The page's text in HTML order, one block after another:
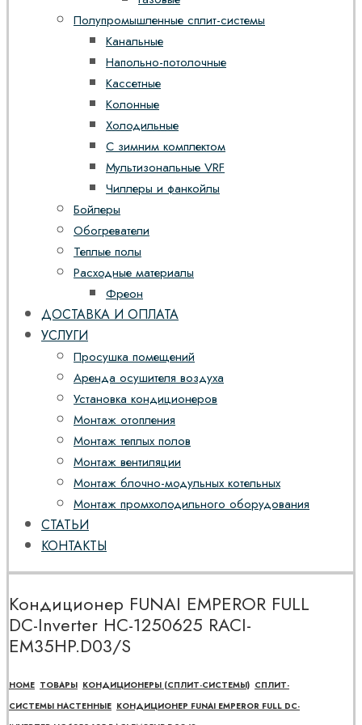
Полупромышленные сплит-системы
Канальные
Напольно-потолочные
Кассетные
Колонные
Холодильные
С зимним комплектом
Мультизональные VRF
Чиллеры и фанкойлы
Бойлеры
Обогреватели
Теплые полы
Расходные материалы
Фреон
ДОСТАВКА И ОПЛАТА
УСЛУГИ
Просушка помещений
Аренда осушителя воздуха
Установка кондиционеров
Монтаж отопления
Монтаж теплых полов
Монтаж вентиляции
Монтаж блочно-модульных котельных
Монтаж промхолодильного оборудования
СТАТЬИ
КОНТАКТЫ
Кондиционер FUNAI EMPEROR FULL
DC-Inverter НС-1250625 RACI-
EM35HP.D03/S
HOME ТОВАРЫ КОНДИЦИОНЕРЫ (СПЛИТ-СИСТЕМЫ) СПЛИТ-
СИСТЕМЫ НАСТЕННЫЕ КОНДИЦИОНЕР FUNAI EMPEROR FULL DC-